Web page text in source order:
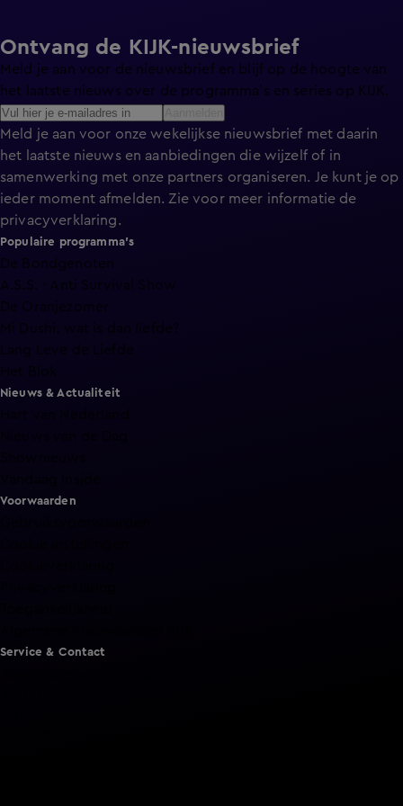
Ontvang de KIJK-nieuwsbrief
Meld je aan voor de nieuwsbrief en blijf op de hoogte van
het laatste nieuws over de programma’s en series op KIJK.
Meld je aan voor onze wekelijkse nieuwsbrief met daarin
het laatste nieuws en aanbiedingen die wijzelf of in
samenwerking met onze partners organiseren. Je kunt je op
ieder moment afmelden. Zie voor meer informatie de
privacyverklaring.
Populaire programma's
De Bondgenoten
A.S.S. - Anti Survival Show
De Oranjezomer
Nieuws & Actualiteit
Voorwaarden
Service & Contact